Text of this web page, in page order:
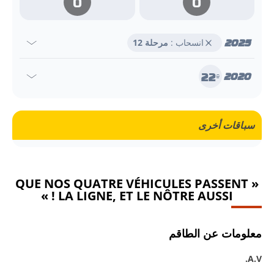
2025 انسحاب : مرحلة 12
2020
22e
سباقات أخرى
« QUE NOS QUATRE VÉHICULES PASSENT
LA LIGNE, ET LE NÔTRE AUSSI ! »
معلومات عن الطاقم
A.V.